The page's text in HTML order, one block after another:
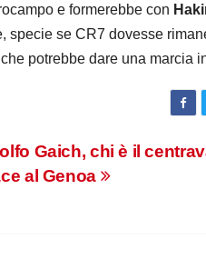
e formerebbe con
specie se CR7 dovesse
potrebbe dare una marcia
Gaich, chi è il
al Genoa